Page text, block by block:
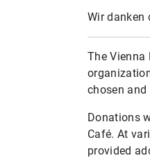
Wir danken
The Vienna
chosen and
Donations
Café. At
provided